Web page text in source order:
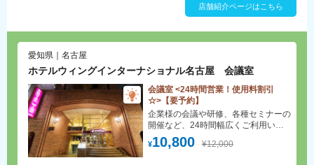
店舗紹介ページはこちら
愛知県｜名古屋
ホテルウィングインターナショナル名古屋 会議室
会議室 <24時間営業！使用料割引
☆>【要予約】
¥10,800 ¥12,000
企業様の会議や研修、各種セミナーの
開催など、24時間幅広くご利用いた
だけます。